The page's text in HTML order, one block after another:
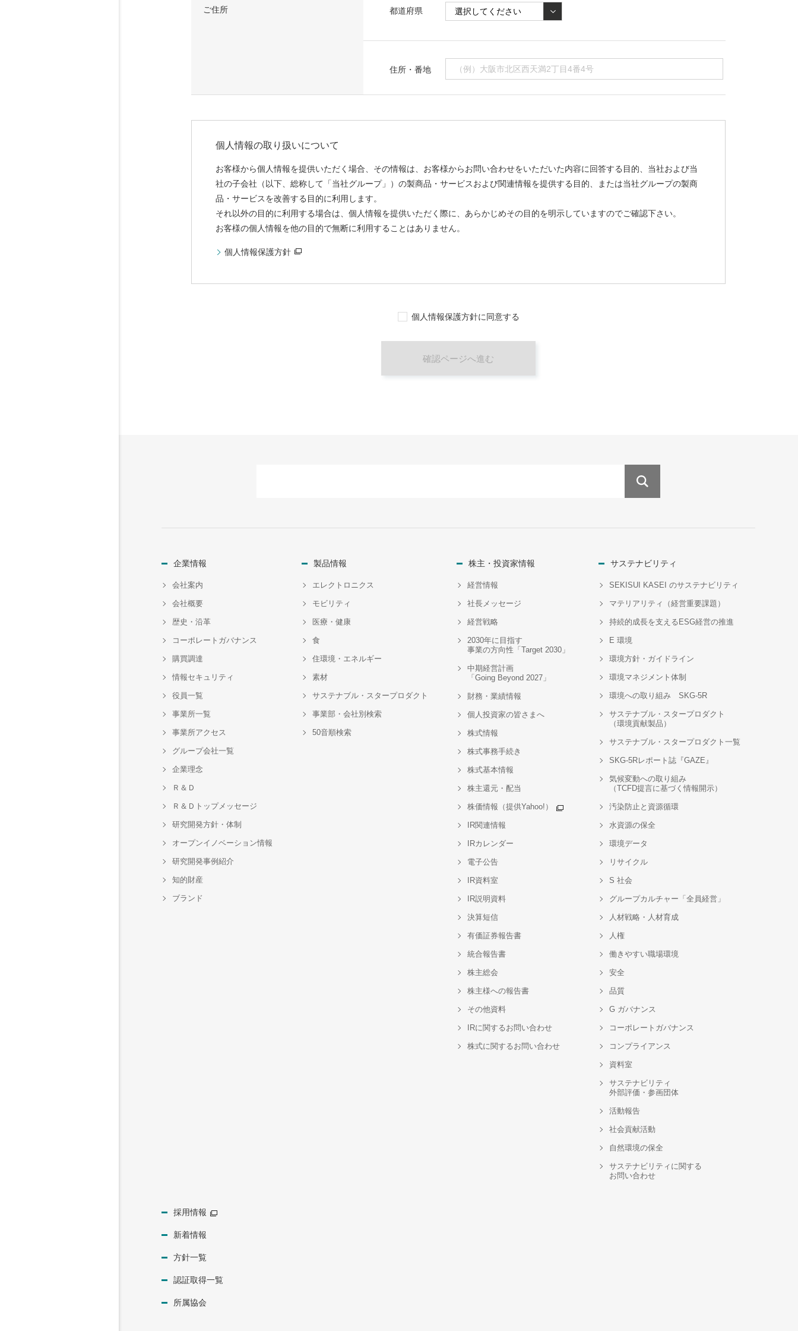
ご住所 都道府県
住所・番地
個人情報の取り扱いについて
お客様から個人情報を提供いただく場合、その情報は、お客様からお問い合わせをいただいた内容に回答する目的、当社および当
社の子会社（以下、総称して「当社グループ」）の製商品・サービスおよび関連情報を提供する目的、または当社グループの製商
品・サービスを改善する目的に利用します。
それ以外の目的に利用する場合は、個人情報を提供いただく際に、あらかじめその目的を明示していますのでご確認下さい。
お客様の個人情報を他の目的で無断に利用することはありません。
個人情報保護方針
個人情報保護方針に同意する
確認ページへ進む
企業情報
会社案内
会社概要
歴史・沿革
コーポレートガバナンス
購買調達
情報セキュリティ
役員一覧
事業所一覧
事業所アクセス
グループ会社一覧
企業理念
Ｒ＆Ｄ
Ｒ＆Ｄトップメッセージ
研究開発方針・体制
オープンイノベーション情報
研究開発事例紹介
知的財産
ブランド
製品情報
エレクトロニクス
モビリティ
医療・健康
食
住環境・エネルギー
素材
サステナブル・スタープロダクト
事業部・会社別検索
50音順検索
株主・投資家情報
経営情報
社長メッセージ
経営戦略
2030年に目指す
事業の方向性「Target 2030」
中期経営計画
「Going Beyond 2027」
財務・業績情報
個人投資家の皆さまへ
株式情報
株式事務手続き
株式基本情報
株主還元・配当
株価情報（提供Yahoo!）
IR関連情報
IRカレンダー
電子公告
IR資料室
IR説明資料
決算短信
有価証券報告書
統合報告書
株主総会
株主様への報告書
その他資料
IRに関するお問い合わせ
株式に関するお問い合わせ
サステナビリティ
SEKISUI KASEI のサステナビリティ
マテリアリティ（経営重要課題）
持続的成長を支えるESG経営の推進
E 環境
環境方針・ガイドライン
環境マネジメント体制
環境への取り組み SKG-5R
サステナブル・スタープロダクト
（環境貢献製品）
サステナブル・スタープロダクト一覧
SKG-5Rレポート誌『GAZE』
気候変動への取り組み
（TCFD提言に基づく情報開示）
汚染防止と資源循環
水資源の保全
環境データ
リサイクル
S 社会
グループカルチャー「全員経営」
人材戦略・人材育成
人権
働きやすい職場環境
安全
品質
G ガバナンス
コーポレートガバナンス
コンプライアンス
資料室
サステナビリティ
外部評価・参画団体
活動報告
社会貢献活動
自然環境の保全
サステナビリティに関する
お問い合わせ
採用情報
新着情報
方針一覧
認証取得一覧
所属協会